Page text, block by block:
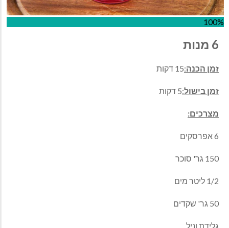
100%
6 מנות
זמן הכנה:15 דקות
זמן בישול:5 דקות
מצרכים:
6 אפרסקים
150 גר' סוכר
1/2 ליטר מים
50 גר' שקדים
גלידת וניל